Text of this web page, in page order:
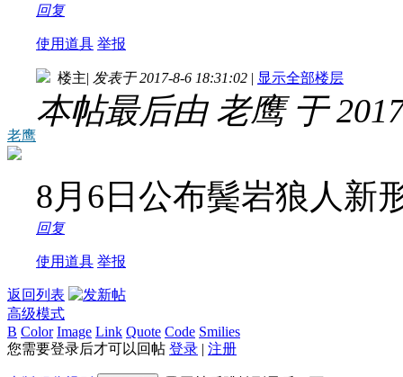
回复
使用道具 举报
老鹰
楼主| 发表于 2017-8-6 18:31:02 | 显示全部楼层
本帖最后由 老鹰 于
8月6日公布鬓岩狼人新
回复
使用道具 举报
返回列表
高级模式
B Color Image Link Quote Code Smilies
您需要登录后才可以回帖 登录 | 注册